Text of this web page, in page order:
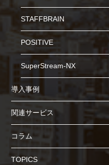
STAFFBRAIN
POSITIVE
SuperStream-NX
導入事例
関連サービス
コラム
TOPICS